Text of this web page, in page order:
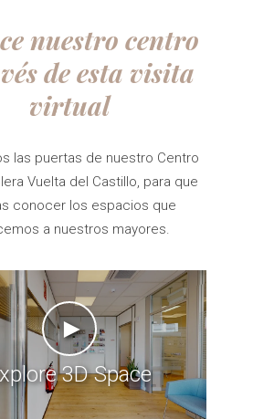
nuestro centro
de esta visita
virtual
las puertas de nuestro Centro
Vuelta del Castillo, para que
conocer los espacios que
a nuestros mayores.
►
3D Space